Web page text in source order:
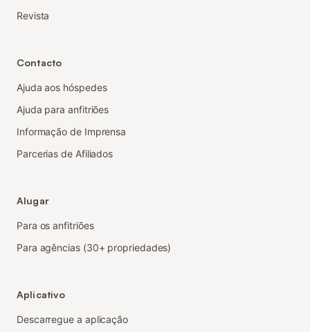
Revista
Contacto
Ajuda aos hóspedes
Ajuda para anfitriões
Informação de Imprensa
Parcerias de Afiliados
Alugar
Para os anfitriões
Para agências (30+ propriedades)
Aplicativo
Descarregue a aplicação